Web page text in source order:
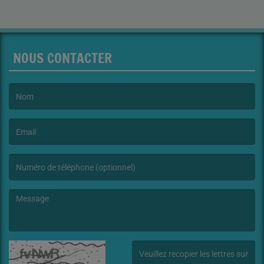
NOUS CONTACTER